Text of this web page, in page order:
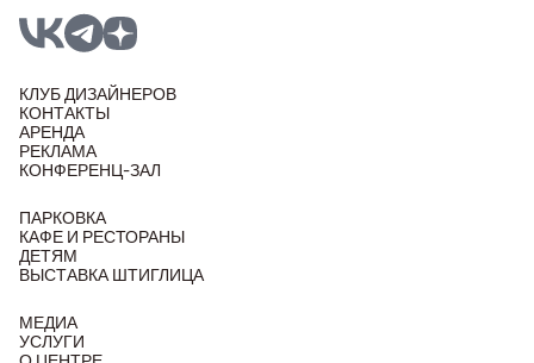
КЛУБ ДИЗАЙНЕРОВ
КОНТАКТЫ
АРЕНДА
РЕКЛАМА
КОНФЕРЕНЦ-ЗАЛ
ПАРКОВКА
КАФЕ И РЕСТОРАНЫ
ДЕТЯМ
ВЫСТАВКА ШТИГЛИЦА
МЕДИА
УСЛУГИ